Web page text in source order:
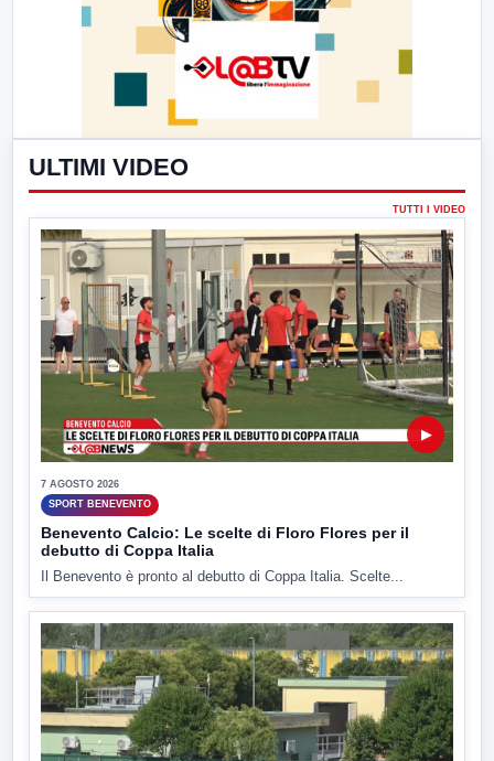
ULTIMI VIDEO
TUTTI I VIDEO
▶
7 AGOSTO 2026
SPORT BENEVENTO
Benevento Calcio: Le scelte di Floro Flores per il
debutto di Coppa Italia
Il Benevento è pronto al debutto di Coppa Italia. Scelte...